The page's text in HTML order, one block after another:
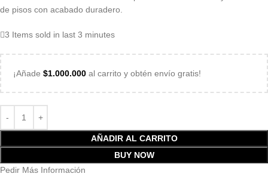
de pisos con acabado duradero.
3 Items sold in last 3 minutes
¡Añade $1.000.000 al carrito y obtén envío gratis!
AÑADIR AL CARRITO
BUY NOW
Pedir Más Información